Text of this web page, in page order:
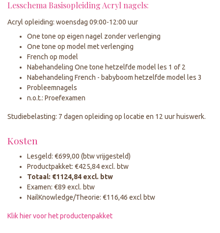
Lesschema Basisopleiding Acryl nagels:
Acryl opleiding: woensdag 09:00-12:00 uur
One tone op eigen nagel zonder verlenging
One tone op model met verlenging
French op model
Nabehandeling One tone hetzelfde model les 1 of 2
Nabehandeling French - babyboom hetzelfde model les 3
Probleemnagels
n.o.t.: Proefexamen
Studiebelasting: 7 dagen opleiding op locatie en 12 uur huiswerk.
Kosten
Lesgeld: €699,00 (btw vrijgesteld)
Productpakket: €425,84 excl. btw
Totaal: €1124,84 excl. btw
Examen: €89 excl. btw
NailKnowledge/Theorie: €116,46 excl btw
Klik hier voor het productenpakket